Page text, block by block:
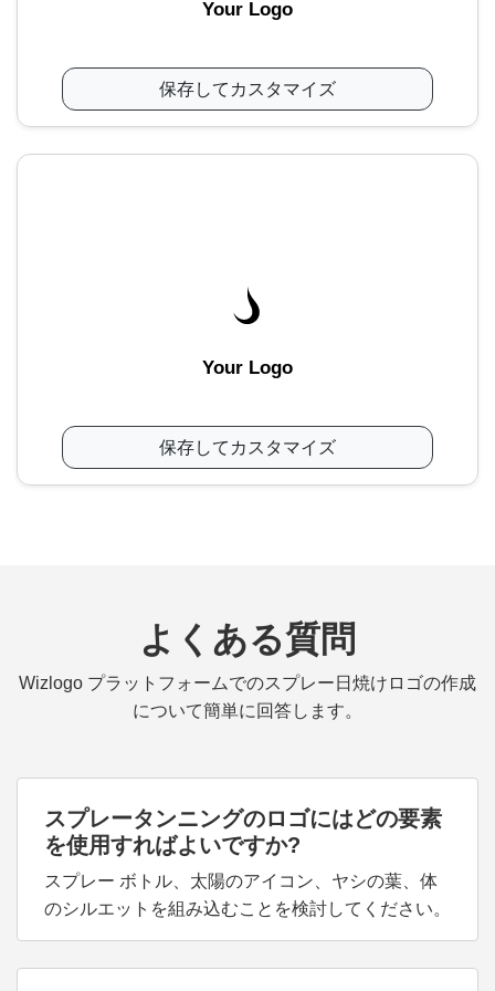
Your Logo
保存してカスタマイズ
Your Logo
保存してカスタマイズ
よくある質問
Wizlogo プラットフォームでのスプレー日焼けロゴの作成
について簡単に回答します。
スプレータンニングのロゴにはどの要素
を使用すればよいですか?
スプレー ボトル、太陽のアイコン、ヤシの葉、体
のシルエットを組み込むことを検討してください。